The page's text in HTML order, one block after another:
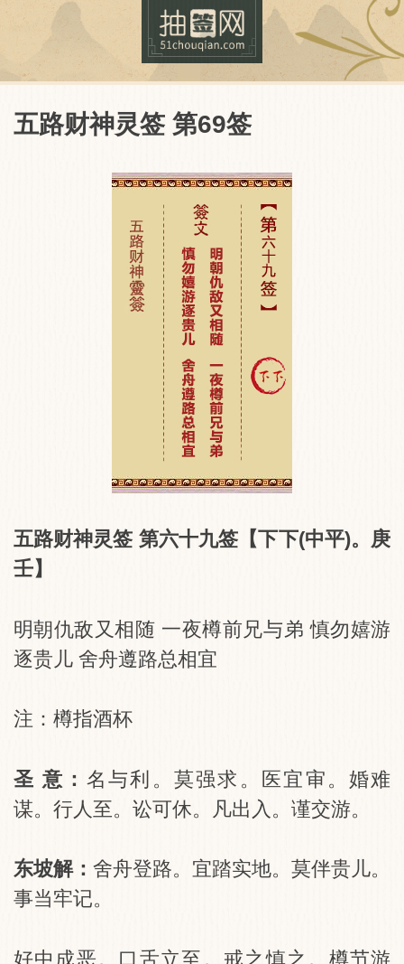
抽签网
五路财神灵签 第69签
五路财神灵签 第六十九签【下下(中平)。庚
壬】
明朝仇敌又相随 一夜樽前兄与弟 慎勿嬉游
逐贵儿 舍舟遵路总相宜
注：樽指酒杯
圣 意： 名与利。莫强求。医宜审。婚难
谋。行人至。讼可休。凡出入。谨交游。
东坡解： 舍舟登路。宜踏实地。莫伴贵儿。
事当牢记。
好中成恶。口舌立至。戒之慎之。樽节游